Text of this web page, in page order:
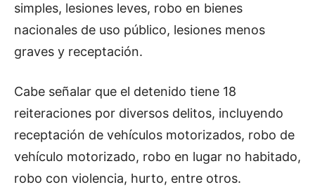
simples, lesiones leves, robo en bienes
nacionales de uso público, lesiones menos
graves y receptación.
Cabe señalar que el detenido tiene 18
reiteraciones por diversos delitos, incluyendo
receptación de vehículos motorizados, robo de
vehículo motorizado, robo en lugar no habitado,
robo con violencia, hurto, entre otros.